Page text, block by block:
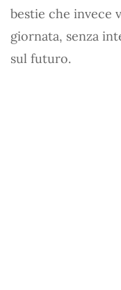
bestie che invece
giornata, senza
sul futuro.